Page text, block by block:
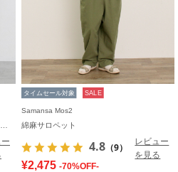
タイムセール対象 SALE
Samansa Mos2
綿麻サロペット
4.8 （9）
レビュー
を見る
¥2,475 -70%OFF-